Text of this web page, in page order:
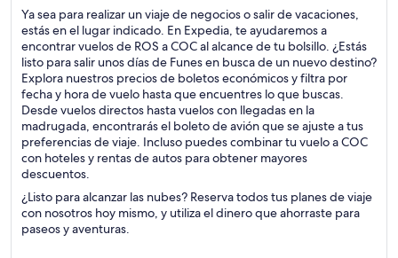
Ya sea para realizar un viaje de negocios o salir de vacaciones,
estás en el lugar indicado. En Expedia, te ayudaremos a
encontrar vuelos de ROS a COC al alcance de tu bolsillo. ¿Estás
listo para salir unos días de Funes en busca de un nuevo destino?
Explora nuestros precios de boletos económicos y filtra por
fecha y hora de vuelo hasta que encuentres lo que buscas.
Desde vuelos directos hasta vuelos con llegadas en la
madrugada, encontrarás el boleto de avión que se ajuste a tus
preferencias de viaje. Incluso puedes combinar tu vuelo a COC
con hoteles y rentas de autos para obtener mayores
descuentos.
¿Listo para alcanzar las nubes? Reserva todos tus planes de viaje
con nosotros hoy mismo, y utiliza el dinero que ahorraste para
paseos y aventuras.